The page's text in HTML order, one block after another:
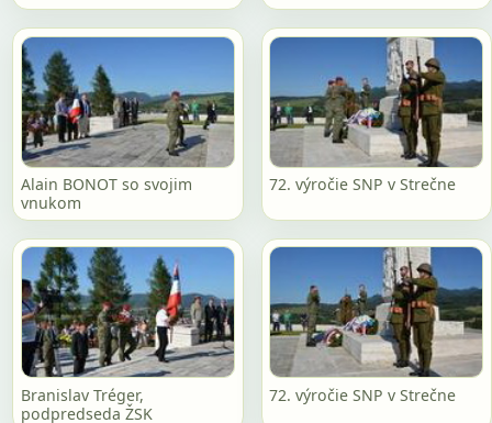
Alain BONOT so svojim
vnukom
72. výročie SNP v Strečne
Branislav Tréger,
podpredseda ŽSK
72. výročie SNP v Strečne